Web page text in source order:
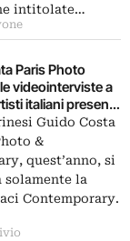
intitolate…
Paris Photo
videointerviste a
italiani presenti
della fiera
Guido Costa
&
quest’anno, si
solamente la
Contemporary.